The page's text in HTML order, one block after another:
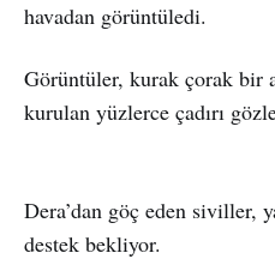
havadan görüntüledi.
Görüntüler, kurak çorak bir
kurulan yüzlerce çadırı
Dera’dan göç eden siviller,
destek bekliyor.